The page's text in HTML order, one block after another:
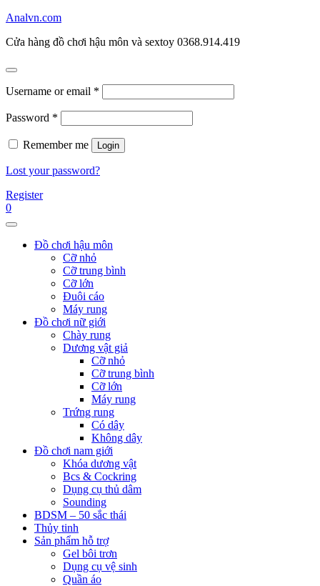
Skip
the
Analvn.com
Cửa hàng đồ chơi hậu môn và sextoy 0368.914.419
Username or email *
Password *
Remember me Login
Lost your password?
Register
0
Đồ chơi hậu môn
Cỡ nhỏ
Cỡ trung bình
Cỡ lớn
Đuôi cáo
Máy rung
Đồ chơi nữ giới
Chày rung
Dương vật giả
Cỡ nhỏ
Cỡ trung bình
Cỡ lớn
Máy rung
Trứng rung
Có dây
Không dây
Đồ chơi nam giới
Khóa dương vật
Bcs & Cockring
Dụng cụ thủ dâm
Sounding
BDSM – 50 sắc thái
Thủy tinh
Sản phẩm hỗ trợ
Gel bôi trơn
Dụng cụ vệ sinh
Quần áo